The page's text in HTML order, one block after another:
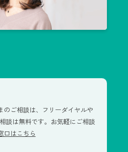
のご相談は、フリーダイヤルや
談は無料です。お気軽にご相談
口はこちら